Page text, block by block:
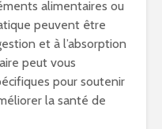
alimentaires ou
peuvent être
et à l’absorption
peut vous
pour soutenir
la santé de